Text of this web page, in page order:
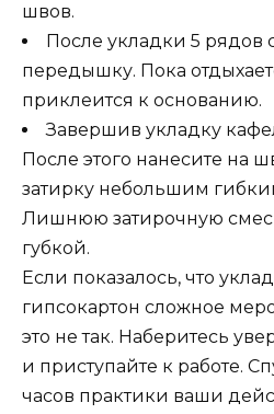
швов.
После укладки 5 рядов
передышку. Пока
приклеится к основанию.
Завершив укладку
После этого нанесите на
затирку небольшим
Лишнюю затирочную
губкой.
Если показалось, что
гипсокартон сложное
это не так. Наберитесь
и приступайте к работе.
часов практики ваши